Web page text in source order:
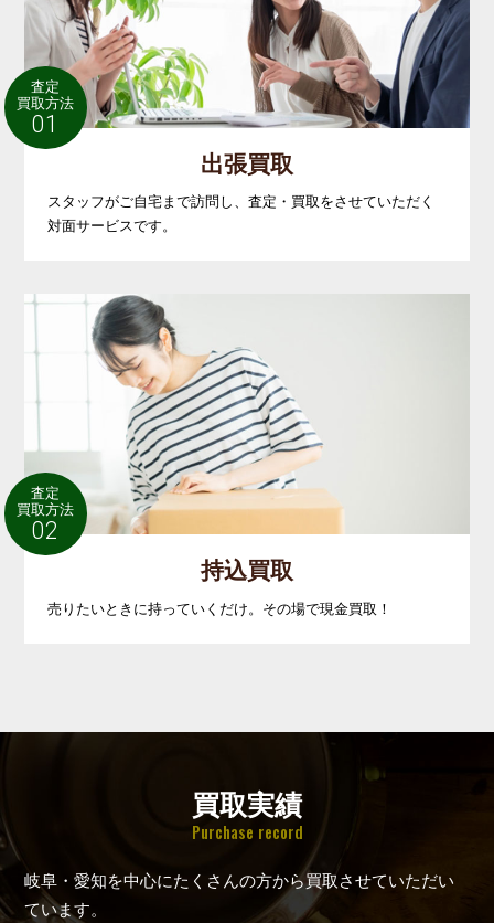
査定
買取方法
01
出張買取
スタッフがご自宅まで訪問し、査定・買取をさせていただく
対面サービスです。
査定
買取方法
02
持込買取
売りたいときに持っていくだけ。その場で現金買取！
買取実績
Purchase record
岐阜・愛知を中心にたくさんの方から買取させていただい
ています。